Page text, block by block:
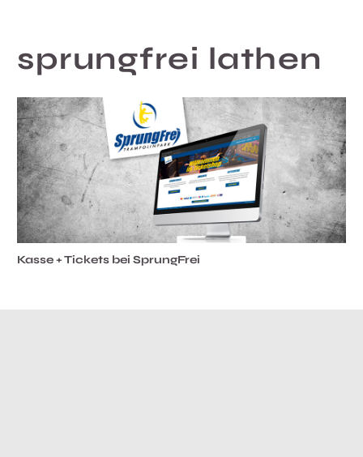
sprungfrei lathen
Kasse + Tickets bei SprungFrei